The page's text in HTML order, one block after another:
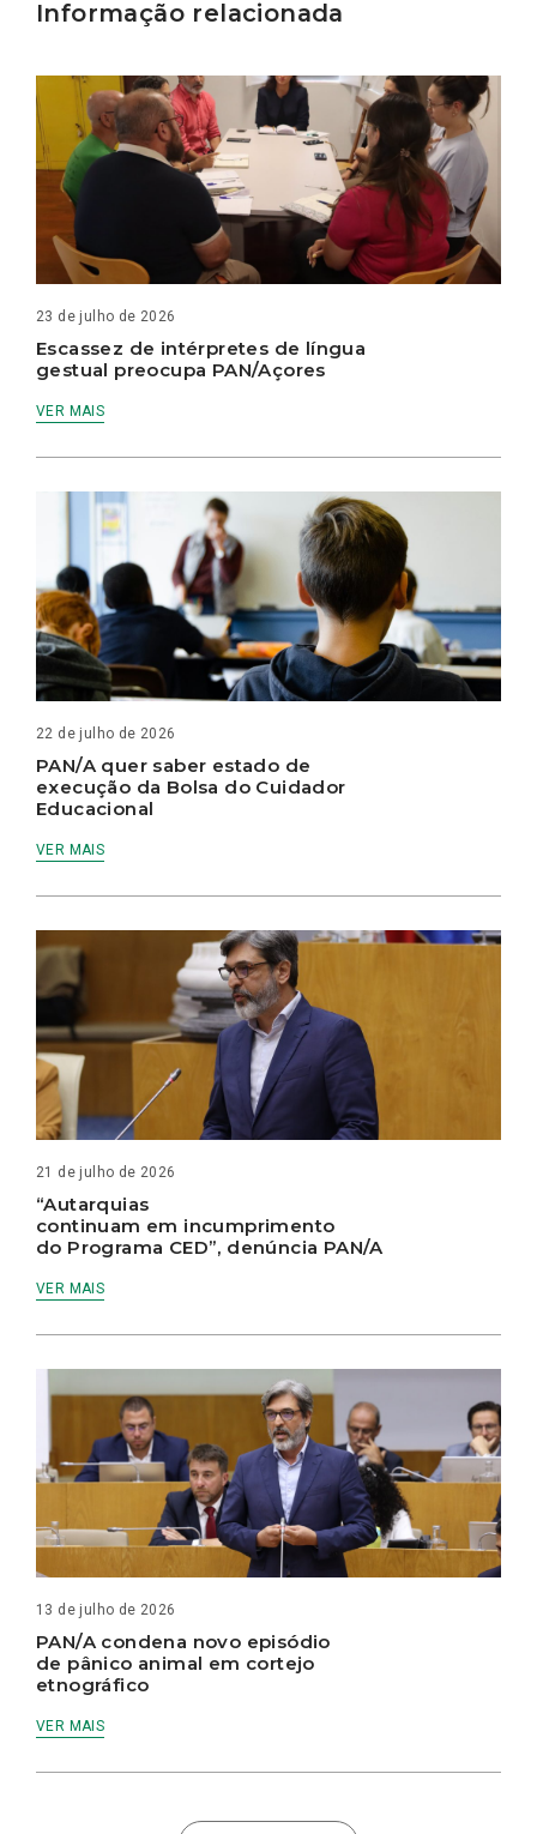
Informação relacionada
23 de julho de 2026
Escassez de intérpretes de língua
gestual preocupa PAN/Açores
VER MAIS
22 de julho de 2026
PAN/A quer saber estado de
execução da Bolsa do Cuidador
Educacional
VER MAIS
21 de julho de 2026
“Autarquias
continuam em incumprimento
do Programa CED”, denúncia PAN/A
VER MAIS
13 de julho de 2026
PAN/A condena novo episódio
de pânico animal em cortejo
etnográfico
VER MAIS